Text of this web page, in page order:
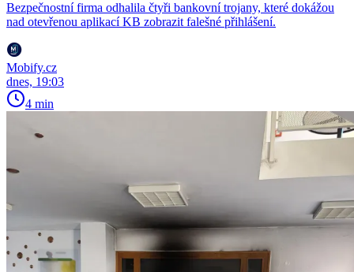
Bezpečnostní firma odhalila čtyři bankovní trojany, které dokážou
nad otevřenou aplikací KB zobrazit falešné přihlášení.
Mobify.cz
dnes, 19:03
4 min